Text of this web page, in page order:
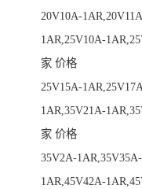
20V10A-
1AR,25V10A-
家 价格
25V15A-
1AR,35V21A-
家 价格
35V2A-
1AR,45V42A-